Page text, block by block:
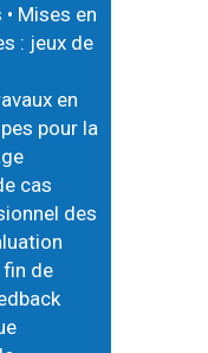
Mises en
: jeux de
en
pour la
cas
des
de